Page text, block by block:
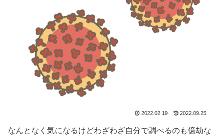
2022.02.19 2022.09.25
なんとなく気になるけどわざわざ自分で調べるのも億劫な